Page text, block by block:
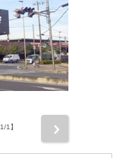
1/1】